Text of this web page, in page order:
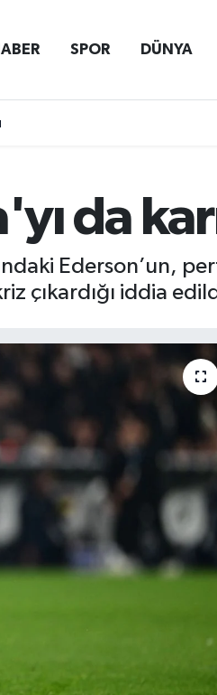
SPOR DÜNYA
da
Ederson’un,
çıkardığı iddia